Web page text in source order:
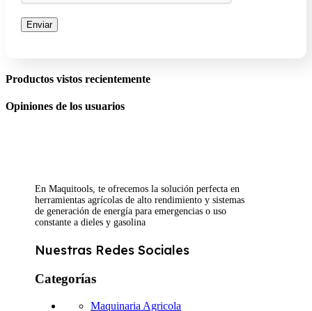
Productos vistos recientemente
Opiniones de los usuarios
En Maquitools, te ofrecemos la solución perfecta en
herramientas agrícolas de alto rendimiento y sistemas
de generación de energía para emergencias o uso
constante a dieles y gasolina
Nuestras Redes Sociales
Categorías
Maquinaria Agricola